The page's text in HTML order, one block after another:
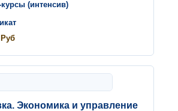
(интенсив)
Руб
Экономика и управление